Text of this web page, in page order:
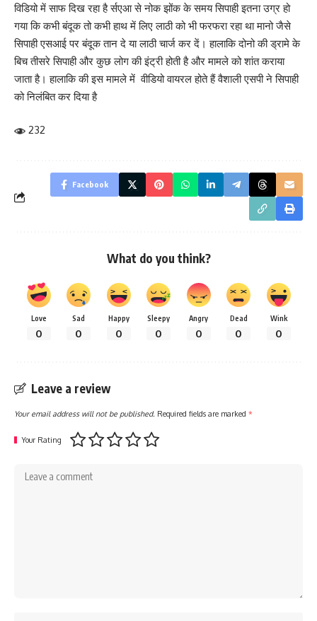
विडियो में साफ दिख रहा है र्सएआ से नोक झोंक के समय सिपाही इतना उग्र हो
गया कि कभी बंदूक तो कभी हाथ में लिए लाठी को भी फरफरा रहा था मानो जैसे
सिपाही एसआई पर बंदूक तान दे या लाठी चार्ज कर दें। हालाकि दोनो की ड्रामे के
बिच तीसरे सिपाही और कुछ लोग की इंट्री होती है और मामले को शांत कराया
जाता है। हालाकि की इस मामले में वीडियो वायरल होते हैं वैशाली एसपी ने सिपाही
को निलंबित कर दिया है
232
Facebook
What do you think?
Love
0
Sad
0
Happy
0
Sleepy
0
Angry
0
Dead
0
Wink
0
Leave a review
Your email address will not be published. Required fields are marked *
Your Rating